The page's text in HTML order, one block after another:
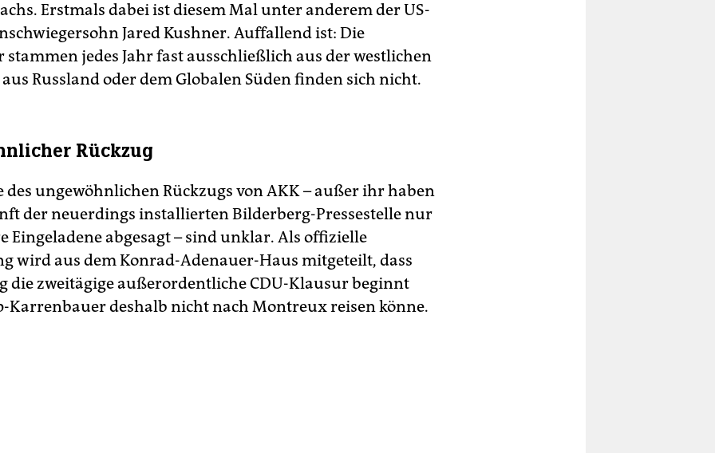
Erstmals dabei ist diesem Mal unter anderem der US-
Jared Kushner. Auffallend ist: Die
stammen jedes Jahr fast ausschließlich aus der westlichen
aus Russland oder dem Globalen Süden finden sich nicht.
Rückzug
des ungewöhnlichen Rückzugs von AKK – außer ihr haben
der neuerdings installierten Bilderberg-Pressestelle nur
Eingeladene abgesagt – sind unklar. Als offizielle
wird aus dem Konrad-Adenauer-Haus mitgeteilt, dass
die zweitägige außerordentliche CDU-Klausur beginnt
Karrenbauer deshalb nicht nach Montreux reisen könne.